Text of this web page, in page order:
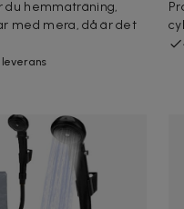
du hemmaträning,
med mera, då är det